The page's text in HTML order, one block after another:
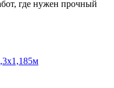
где нужен прочный